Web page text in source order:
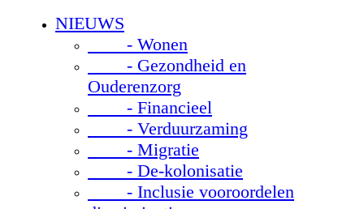
NIEUWS
- Wonen
- Gezondheid en
Ouderenzorg
- Financieel
- Verduurzaming
- Migratie
- De-kolonisatie
- Inclusie vooroordelen